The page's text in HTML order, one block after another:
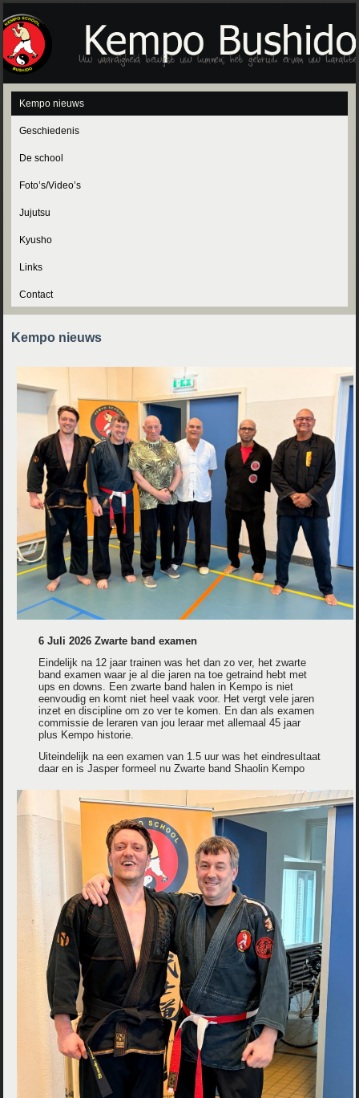
Kempo nieuws
Geschiedenis
De school
Foto’s/Video’s
Jujutsu
Kyusho
Links
Contact
Kempo nieuws
6 Juli 2026 Zwarte band examen
Eindelijk na 12 jaar trainen was het dan zo ver, het zwarte
band examen waar je al die jaren na toe getraind hebt met
ups en downs. Een zwarte band halen in Kempo is niet
eenvoudig en komt niet heel vaak voor. Het vergt vele jaren
inzet en discipline om zo ver te komen. En dan als examen
commissie de leraren van jou leraar met allemaal 45 jaar
plus Kempo historie.
Uiteindelijk na een examen van 1.5 uur was het eindresultaat
daar en is Jasper formeel nu Zwarte band Shaolin Kempo